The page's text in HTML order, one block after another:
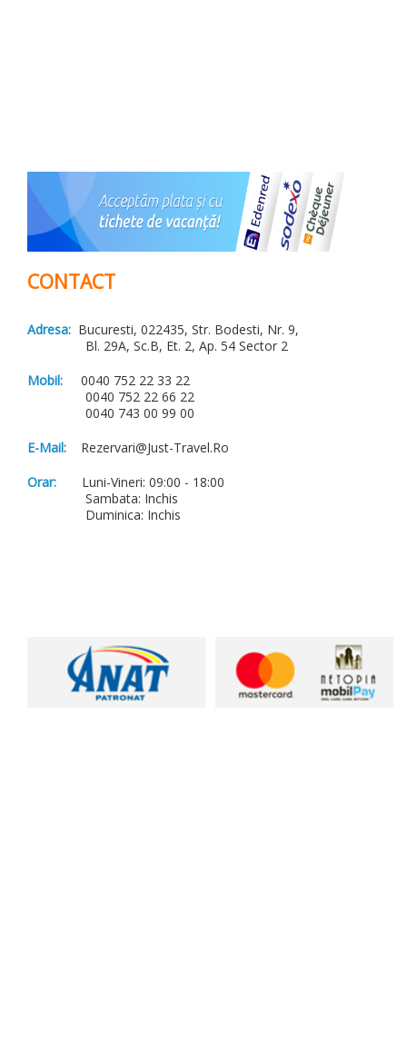
CONTACT
Adresa: Bucuresti, 022435, Str. Bodesti, Nr. 9,
Bl. 29A, Sc.B, Et. 2, Ap. 54 Sector 2
Mobil:
0040 752 22 33 22
0040 752 22 66 22
0040 743 00 99 00
E-Mail: Rezervari@just-Travel.ro
Orar: Luni-Vineri: 09:00 - 18:00
Sambata: Inchis
Duminica: Inchis